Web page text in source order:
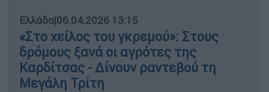
Ελλάδα|06.04.2026 13:15
«Στο χείλος του γκρεμού»: Στους
δρόμους ξανά οι αγρότες της
Καρδίτσας - Δίνουν ραντεβού τη
Μεγάλη Τρίτη